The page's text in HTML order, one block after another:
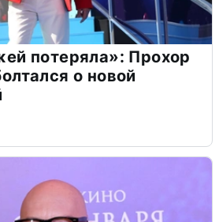
потеряла»: Прохор
о новой